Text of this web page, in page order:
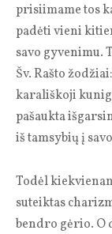
prisiimame tos
padėti vieni
savo gyvenimu.
Šv. Rašto
karališkoji
pašaukta
iš tamsybių į
Todėl
suteiktas
bendro gėrio. O